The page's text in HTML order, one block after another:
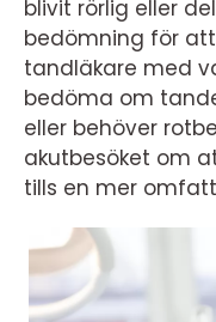
blivit rörlig eller
bedömning för
tandläkare med
bedöma om
eller behöver
akutbesöket om
tills en mer